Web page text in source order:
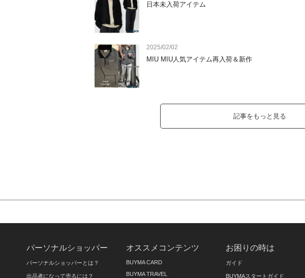
日本未入荷アイテム
2025/02/02
MIU MIU人気アイテム再入荷＆新作
記事をもっと見る
パーソナルショッパー
パーソナルショッパーとは？
出品者になって売るには？
オススメコンテンツ
BUYMA CARD
BUYMA TRAVEL
お困りの時は
ガイド
BUYMAスタートガイド